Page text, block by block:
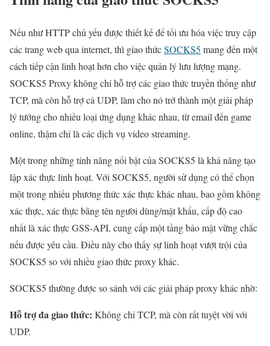
Nếu như HTTP chủ yếu được thiết kế để tối ưu hóa việc truy cập
các trang web qua internet, thì giao thứcSOCKS5 mang đến một
cách tiếp cận linh hoạt hơn cho việc quản lý lưu lượng mạng.
SOCKS5 Proxy không chỉ hỗ trợ các giao thức truyền thống như
TCP, mà còn hỗ trợ cả UDP, làm cho nó trở thành một giải pháp
lý tưởng cho nhiều loại ứng dụng khác nhau, từ email đến game
online, thậm chí là các dịch vụ video streaming.
Một trong những tính năng nổi bật của SOCKS5 là khả năng tạo
lập xác thực linh hoạt. Với SOCKS5, người sử dụng có thể chọn
một trong nhiều phương thức xác thực khác nhau, bao gồm không
xác thực, xác thực bằng tên người dùng/mật khẩu, cấp độ cao
nhất là xác thực GSS-API, cung cấp một tầng bảo mật vững chắc
nếu được yêu cầu. Điều này cho thấy sự linh hoạt vượt trội của
SOCKS5 so với nhiều giao thức proxy khác.
SOCKS5 thường được so sánh với các giải pháp proxy khác nhờ:
Hỗ trợ đa giao thức: Không chỉ TCP, mà còn rất tuyệt vời với
UDP.